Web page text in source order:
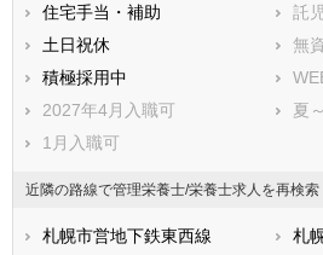
住宅手当・補助
託
土日祝休
無
積極採用中
2027年4月入職可
夏
1月入職可
近隣の路線で管理栄養士/栄養士求人を再検索
札幌市営地下鉄東西線
札